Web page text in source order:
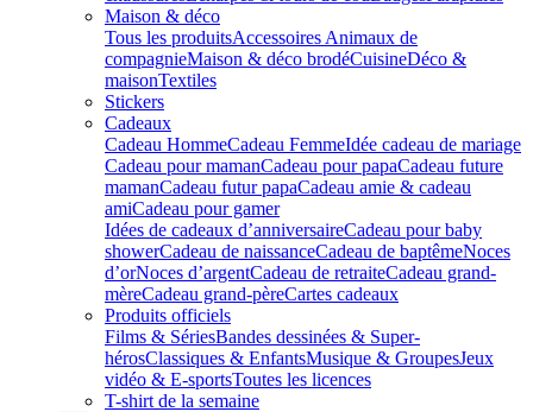
Maison & déco
Tous les produitsAccessoires Animaux de
compagnieMaison & déco brodéCuisineDéco &
maisonTextiles
Stickers
Cadeaux
Cadeau HommeCadeau FemmeIdée cadeau de mariage​
Cadeau pour mamanCadeau pour papaCadeau future
mamanCadeau futur papaCadeau amie & cadeau
amiCadeau pour gamer
Idées de cadeaux d’anniversaireCadeau pour baby
showerCadeau de naissanceCadeau de baptêmeNoces
d’orNoces d’argentCadeau de retraiteCadeau grand-
mèreCadeau grand-pèreCartes cadeaux
Produits officiels
Films & SériesBandes dessinées & Super-
hérosClassiques & EnfantsMusique & GroupesJeux
vidéo & E-sportsToutes les licences
T-shirt de la semaine